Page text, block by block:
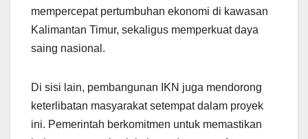
mempercepat pertumbuhan ekonomi di kawasan
Kalimantan Timur, sekaligus memperkuat daya
saing nasional.
Di sisi lain, pembangunan IKN juga mendorong
keterlibatan masyarakat setempat dalam proyek
ini. Pemerintah berkomitmen untuk memastikan